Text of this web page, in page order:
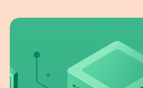
Microsoft 365
WordPress onderhoud uitbesteden